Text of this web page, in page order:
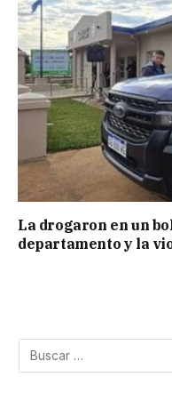
La drogaron en un
departamento y la